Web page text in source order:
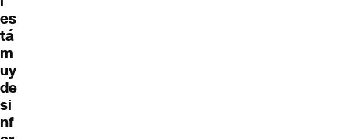
es
tá
m
uy
de
si
nf